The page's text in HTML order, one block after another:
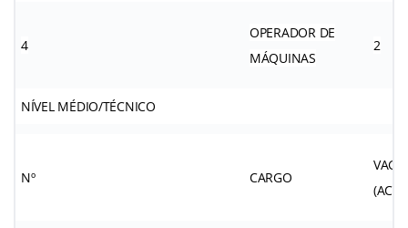
4
OPERADOR DE
MÁQUINAS
2
NÍVEL MÉDIO/TÉCNICO
Nº CARGO
(AC)